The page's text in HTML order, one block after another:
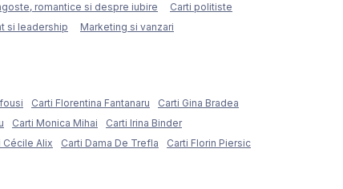
romantice si despre iubire
Carti politiste
si leadership
Marketing si vanzari
Carti Florentina Fantanaru
Carti Gina Bradea
Carti Monica Mihai
Carti Irina Binder
Cécile Alix Carti Dama De Trefla
Carti Florin Piersic